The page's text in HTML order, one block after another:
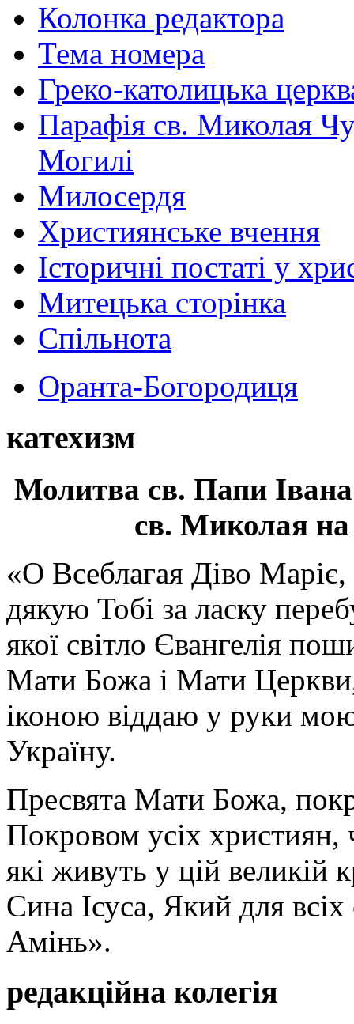
Колонка редактора
Тема номера
Греко-католицька
Парафія св. Миколая
Могилі
Милосердя
Християнське вчення
Історичні постаті у
Митецька сторінка
Спільнота
Оранта-Богородиця
катехизм
Молитва св. Папи
св. Миколая на
«О Всеблагая Діво
дякую Тобі за ласку
якої світло Євангелія
Мати Божа і Мати
іконою віддаю у руки
Україну.
Пресвята Мати Божа,
Покровом усіх християн,
які живуть у цій великій
Сина Ісуса, Який для
Амінь».
редакційна колегія